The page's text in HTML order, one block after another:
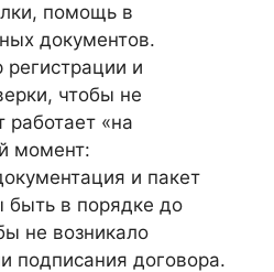
помощь в
документов.
и
чтобы не
работает «на
момент:
и пакет
в порядке до
не возникало
подписания договора.